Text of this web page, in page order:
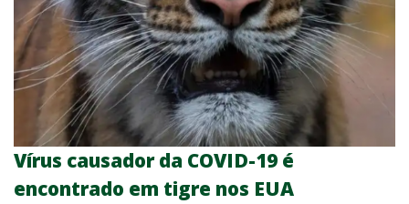
Vírus causador da COVID-19 é
encontrado em tigre nos EUA